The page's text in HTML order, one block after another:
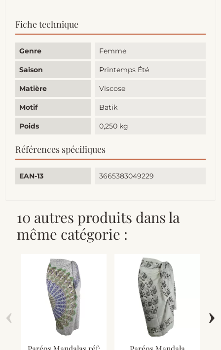
Fiche technique
Genre Femme
Saison Printemps Été
Matière Viscose
Motif Batik
Poids 0,250 kg
Références spécifiques
EAN-13 3665383049229
10 autres produits dans la
même catégorie :
‹ ›